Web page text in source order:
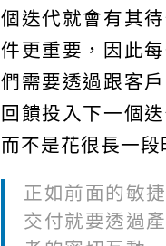
個迭代就會有其
件更重要，因此
們需要透過跟客
回饋投入下一個
而不是花很長一
正如前面的敏
交付就要透過